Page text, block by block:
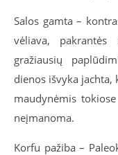
Salos gamta –
vėliava,
gražiausių
dienos išvyka
maudynėmis
neįmanoma.
Korfu pažiba –